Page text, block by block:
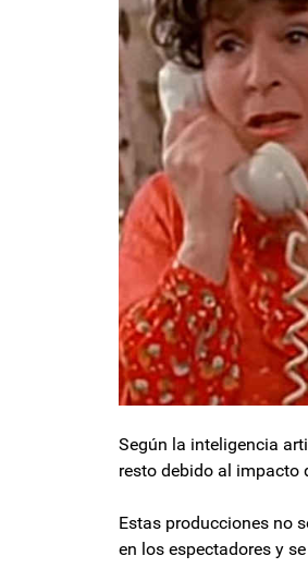
Según la inteligencia
resto debido al impacto
Estas producciones no
en los espectadores y